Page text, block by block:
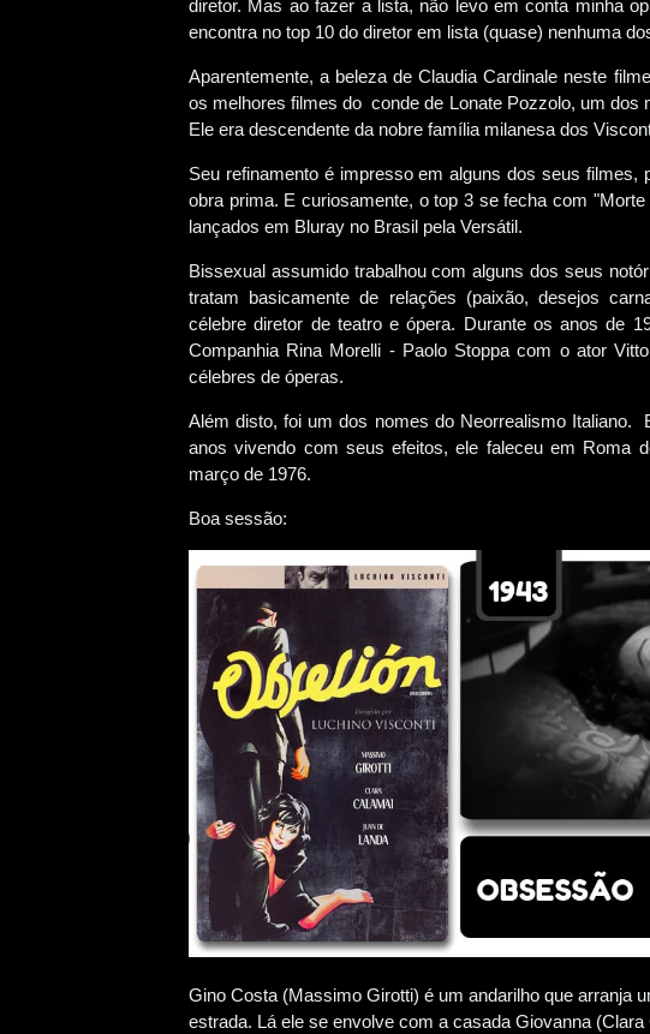
diretor. Mas ao fazer a lista, não levo em conta minha
encontra no top 10 do diretor em lista (quase) nenhuma
Aparentemente, a beleza de Claudia Cardinale neste
os melhores filmes do conde de Lonate Pozzolo, um dos
Ele era descendente da nobre família milanesa dos
Seu refinamento é impresso em alguns dos seus filmes,
obra prima. E curiosamente, o top 3 se fecha com
lançados em Bluray no Brasil pela Versátil.
Bissexual assumido trabalhou com alguns dos seus
tratam basicamente de relações (paixão, desejos
célebre diretor de teatro e ópera. Durante os anos de
Companhia Rina Morelli - Paolo Stoppa com o ator
célebres de óperas.
Além disto, foi um dos nomes do Neorrealismo Italiano.
anos vivendo com seus efeitos, ele faleceu em Roma
março de 1976.
Boa sessão:
Gino Costa (Massimo Girotti) é um andarilho que arranja
estrada. Lá ele se envolve com a casada Giovanna